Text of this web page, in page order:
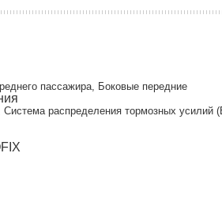
пассажира, Боковые передние
распределения тормозных усилий